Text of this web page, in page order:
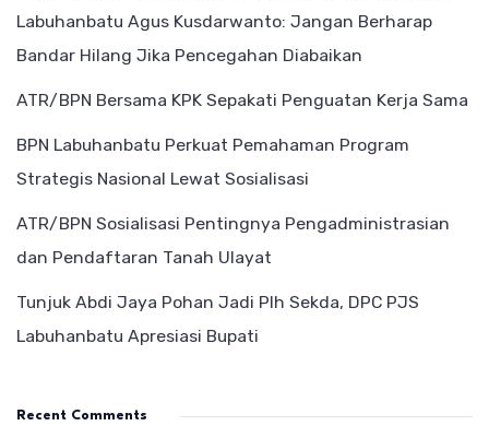
Labuhanbatu Agus Kusdarwanto: Jangan Berharap
Bandar Hilang Jika Pencegahan Diabaikan
ATR/BPN Bersama KPK Sepakati Penguatan Kerja Sama
BPN Labuhanbatu Perkuat Pemahaman Program
Strategis Nasional Lewat Sosialisasi
ATR/BPN Sosialisasi Pentingnya Pengadministrasian
dan Pendaftaran Tanah Ulayat
Tunjuk Abdi Jaya Pohan Jadi Plh Sekda, DPC PJS
Labuhanbatu Apresiasi Bupati
Recent Comments